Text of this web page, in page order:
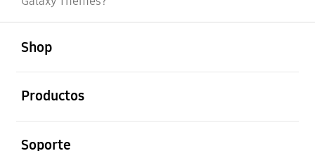
Shop
Productos
Soporte